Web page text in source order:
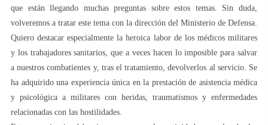
que están llegando muchas preguntas sobre estos temas. Sin duda,
volveremos a tratar este tema con la dirección del Ministerio de Defensa.
Quiero destacar especialmente la heroica labor de los médicos militares
y los trabajadores sanitarios, que a veces hacen lo imposible para salvar
a nuestros combatientes y, tras el tratamiento, devolverlos al servicio. Se
ha adquirido una experiencia única en la prestación de asistencia médica
y psicológica a militares con heridas, traumatismos y enfermedades
relacionadas con las hostilidades.